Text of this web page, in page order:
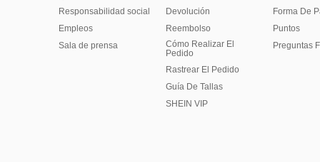
Responsabilidad social
Empleos
Sala de prensa
Devolución
Reembolso
Cómo Realizar El
Pedido
Rastrear El Pedido
Guía De Tallas
SHEIN VIP
Forma De
Puntos
Preguntas